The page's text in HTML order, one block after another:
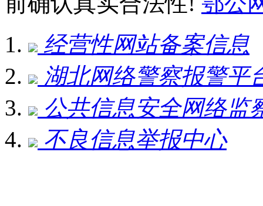
经营性网站备案信息
湖北网络警察报警平
公共信息安全网络监
不良信息举报中心